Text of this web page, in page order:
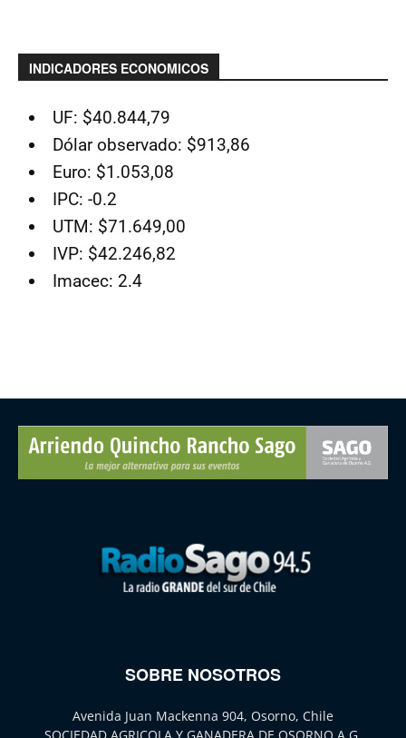
INDICADORES ECONOMICOS
UF: $40.844,79
Dólar observado: $913,86
Euro: $1.053,08
IPC: -0.2
UTM: $71.649,00
IVP: $42.246,82
Imacec: 2.4
SOBRE NOSOTROS
Avenida Juan Mackenna 904, Osorno, Chile